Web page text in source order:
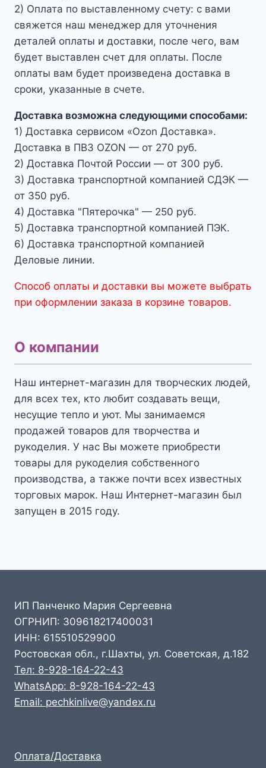
2) Оплата по выставленному счету: с вами
свяжется наш менеджер для уточнения
деталей оплаты и доставки, после чего, вам
будет выставлен счет для оплаты. После
оплаты вам будет произведена доставка в
сроки, указанные в счете.
Доставка возможна следующими способами:
1) Доставка сервисом «Ozon Доставка».
Доставка в ПВЗ OZON — от 270 руб.
2) Доставка Почтой России — от 300 руб.
3) Доставка транспортной компанией СДЭК —
от 350 руб.
4) Доставка "Пятерочка" — 250 руб.
5) Доставка транспортной компанией ПЭК.
6) Доставка транспортной компанией
Деловые линии.
Способ оплаты и доставки вы можете выбрать
при оформлении заказа в корзине товаров.
О компании
Наш интернет-магазин для творческих людей,
для всех тех, кто любит создавать вещи,
несущие тепло и уют. Мы занимаемся
продажей товаров для творчества и
рукоделия. У нас Вы можете приобрести
товары для рукоделия собственного
производства, а также почти всех известных
торговых марок. Наш Интернет-магазин был
запущен в 2015 году.
ИП Панченко Мария Сергеевна
ОГРНИП: 309618217400031
ИНН: 615510529900
Ростовская обл., г.Шахты, ул. Советская, д.182
Тел: 8-928-164-22-43
WhatsApp: 8-928-164-22-43
Email: pechkinlive@yandex.ru
Оплата/Доставка